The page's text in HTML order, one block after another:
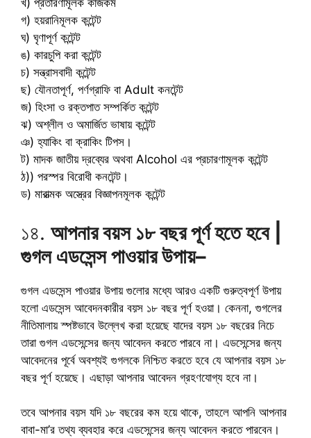
খ) প্রতারণামূলক কাজকর্ম
গ) হয়রানিমূলক কন্টেন্ট
ঘ) ঘৃণাপূর্ণ কন্টেন্ট
ঙ) কারচুপি করা কন্টেন্ট
চ) সন্ত্রাসবাদী কন্টেন্ট
ছ) যৌনতাপূর্ণ, পর্ণগ্রাফি বা Adult কনটেন্ট
জ) হিংসা ও রক্তপাত সম্পর্কিত কন্টেন্ট
ঝ) অশ্লীল ও অমার্জিত ভাষায় কন্টেন্ট
ঞ) হ্যাকিং বা ক্রাকিং টিপস।
ট) মাদক জাতীয় দ্রব্যের অথবা Alcohol এর প্রচারণামূলক কন্টেন্ট
ঠ)) পরস্পর বিরোধী কনটেন্ট।
ড) মারাত্মক অস্ত্রের বিজ্ঞাপনমূলক কন্টেন্ট
১৪. আপনার বয়স ১৮ বছর পূর্ণ হতে হবে |
গুগল এডসেন্স পাওয়ার উপায়–
গুগল এডসেন্স পাওয়ার উপায় গুলোর মধ্যে আরও একটি গুরুত্বপূর্ণ উপায়
হলো এডসেন্স আবেদনকারীর বয়স ১৮ বছর পূর্ণ হওয়া। কেননা, গুগলের
নীতিমালায় স্পষ্টভাবে উল্লেখ করা হয়েছে যাদের বয়স ১৮ বছরের নিচে
তারা গুগল এডসেন্সের জন্য আবেদন করতে পারবে না। এডসেন্সের জন্য
আবেদনের পূর্বে অবশ্যই গুগলকে নিশ্চিত করতে হবে যে আপনার বয়স ১৮
বছর পূর্ণ হয়েছে। এছাড়া আপনার আবেদন গ্রহণযোগ্য হবে না।
তবে আপনার বয়স যদি ১৮ বছরের কম হয়ে থাকে, তাহলে আপনি আপনার
বাবা-মা’র তথ্য ব্যবহার করে এডসেন্সের জন্য আবেদন করতে পারবেন।